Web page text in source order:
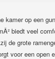
kamer op een
biedt veel
de grote
voor een open